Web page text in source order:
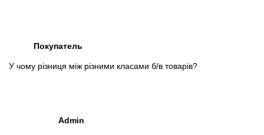
Покупатель
У чому різниця між різними класами б/в товарів?
Admin